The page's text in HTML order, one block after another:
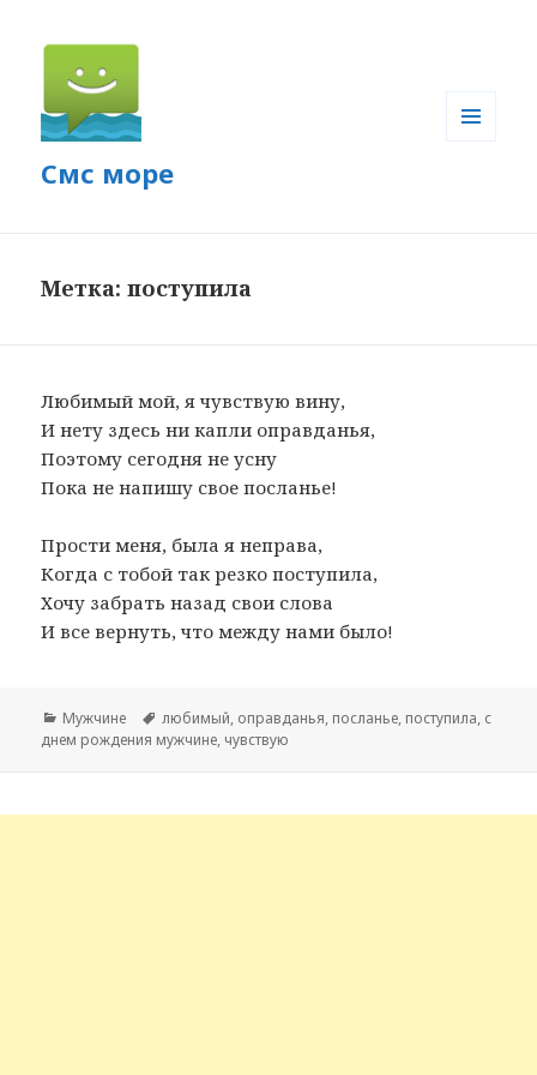
Смс море
Метка: поступила
Любимый мой, я чувствую вину,
И нету здесь ни капли оправданья,
Поэтому сегодня не усну
Пока не напишу свое посланье!
Прости меня, была я неправа,
Когда с тобой так резко поступила,
Хочу забрать назад свои слова
И все вернуть, что между нами было!
Рубрики
Мужчине Метки
любимый, оправданья, посланье, поступила, с
днем рождения мужчине, чувствую